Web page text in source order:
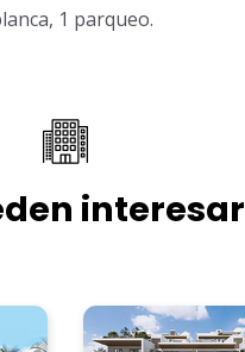
1 parqueo.
interesar